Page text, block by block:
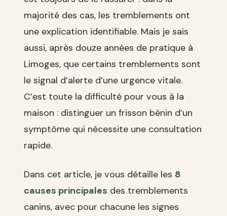
majorité des cas, les tremblements ont
une explication identifiable. Mais je sais
aussi, après douze années de pratique à
Limoges, que certains tremblements sont
le signal d’alerte d’une urgence vitale.
C’est toute la difficulté pour vous à la
maison : distinguer un frisson bénin d’un
symptôme qui nécessite une consultation
rapide.
Dans cet article, je vous détaille les 8
causes principales des tremblements
canins, avec pour chacune les signes